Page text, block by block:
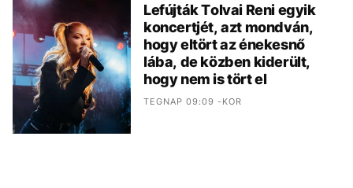
Lefújták Tolvai Reni egyik
koncertjét, azt mondván,
hogy eltört az énekesnő
lába, de közben kiderült,
hogy nem is tört el
TEGNAP 09:09 -KOR